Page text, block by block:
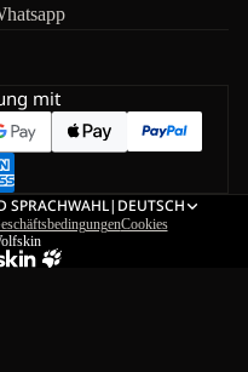
mit
SPRACHWAHL| DEUTSCH
Cookies